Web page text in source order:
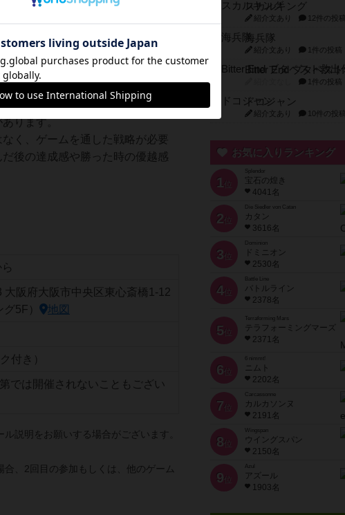
プレイ時間が長いだけに、だん
り、コストが高くて建設できな
のボードが成長していくゲーム
あります。
く、ゲームを通した戦略が必要
後の達成感や勝った時の優越感
大阪府大阪市中央区東心斎橋1-12
5F）
地図
付き）
では開催されないこともござい
説明をお願いする場合がございます。
、2回目の参加もしくは、他のゲーム
スカルキング
紹介文あり 12件の投稿
海兵隊
紹介文あり 1件の投稿
1件の投稿
ドコジャン
紹介文あり 10件の投稿
お気に入りランキング
1 位
宝石の煌き
4041名
2 位
Die Siedler von Catan
カタン
3616名
3 位
ドミニオン
2530名
4位
Battle Line
バトルライン
2378名
5 位
Terraforming Mars
テラフォーミングマーズ
2371名
6 位
ニムト
2202名
7 位
Carcassonne
カルカソンヌ
2191名
8 位
Wingspan
ウイングスパン
2150名
9 位
Azul
アズール
1903名